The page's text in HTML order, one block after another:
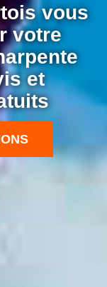
vous
votre
et